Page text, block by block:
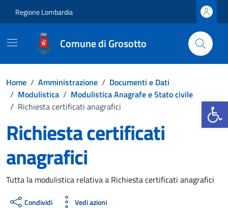
Apri la
Regione Lombardia
Comune di Grosotto
Home / Amministrazione / Documenti e Dati
/ Modulistica / Modulistica Anagrafe e Stato civile
/ Richiesta certificati anagrafici
Richiesta certificati
anagrafici
Dettagli del documento
Tutta la modulistica relativa a Richiesta certificati anagrafici
Condividi Vedi azioni